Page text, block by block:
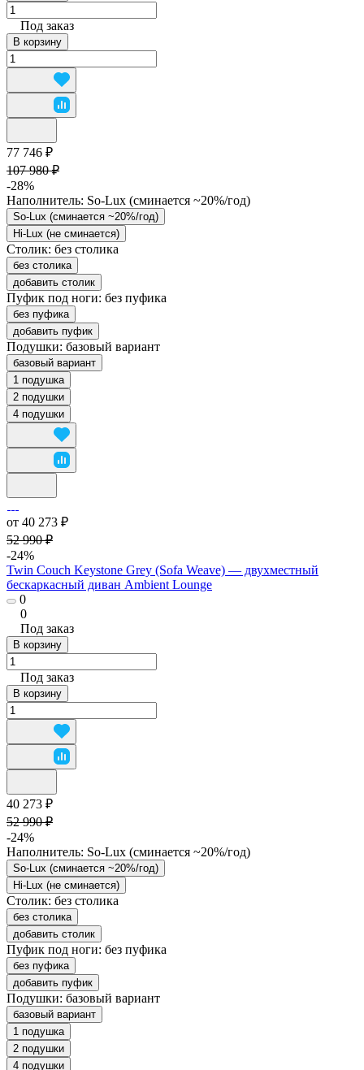
Под заказ
В корзину
77 746 ₽
107 980 ₽
-28%
Наполнитель: So-Lux (cминается ~20%/год)
So-Lux (cминается ~20%/год)
Hi-Lux (не сминается)
Столик: без столика
без столика
добавить столик
Пуфик под ноги: без пуфика
без пуфика
добавить пуфик
Подушки: базовый вариант
базовый вариант
1 подушка
2 подушки
4 подушки
от 40 273 ₽
52 990 ₽
-24%
Twin Couch Keystone Grey (Sofa Weave) — двухместный
бескаркасный диван Ambient Lounge
0
0
Под заказ
В корзину
Под заказ
В корзину
40 273 ₽
52 990 ₽
-24%
Наполнитель: So-Lux (cминается ~20%/год)
So-Lux (cминается ~20%/год)
Hi-Lux (не сминается)
Столик: без столика
без столика
добавить столик
Пуфик под ноги: без пуфика
без пуфика
добавить пуфик
Подушки: базовый вариант
базовый вариант
1 подушка
2 подушки
4 подушки